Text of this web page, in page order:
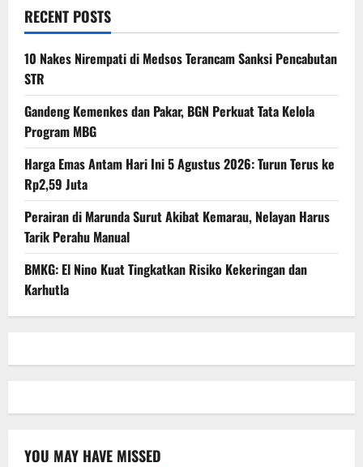
RECENT POSTS
10 Nakes Nirempati di Medsos Terancam Sanksi Pencabutan
STR
Gandeng Kemenkes dan Pakar, BGN Perkuat Tata Kelola
Program MBG
Harga Emas Antam Hari Ini 5 Agustus 2026: Turun Terus ke
Rp2,59 Juta
Perairan di Marunda Surut Akibat Kemarau, Nelayan Harus
Tarik Perahu Manual
BMKG: El Nino Kuat Tingkatkan Risiko Kekeringan dan
Karhutla
YOU MAY HAVE MISSED